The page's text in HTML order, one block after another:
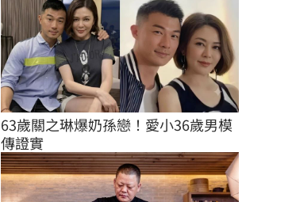
63歲關之琳爆奶孫戀！愛小36歲男模
傳證實